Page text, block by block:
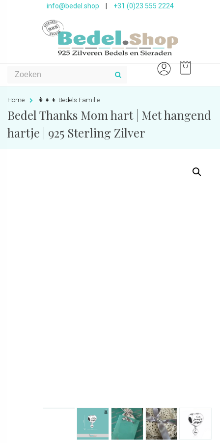
info@bedel.shop +31 (0)23 555 2224
Home 👩‍👧‍👦 Bedels Familie
Bedel Thanks Mom hart | Met hangend
hartje | 925 Sterling Zilver